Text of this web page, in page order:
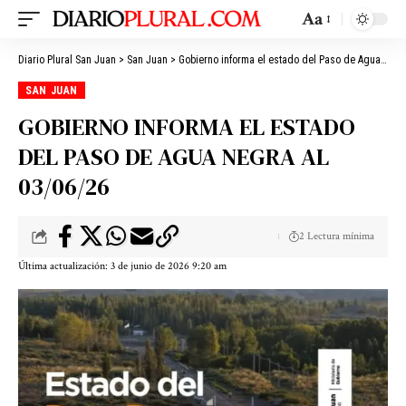
Aa
Diario Plural San Juan > San Juan > Gobierno informa el estado del Paso de Agua Negra al 03/06/26
SAN JUAN
GOBIERNO INFORMA EL ESTADO
DEL PASO DE AGUA NEGRA AL
03/06/26
Última actualización: 3 de junio de 2026 9:20 am
2 Lectura mínima